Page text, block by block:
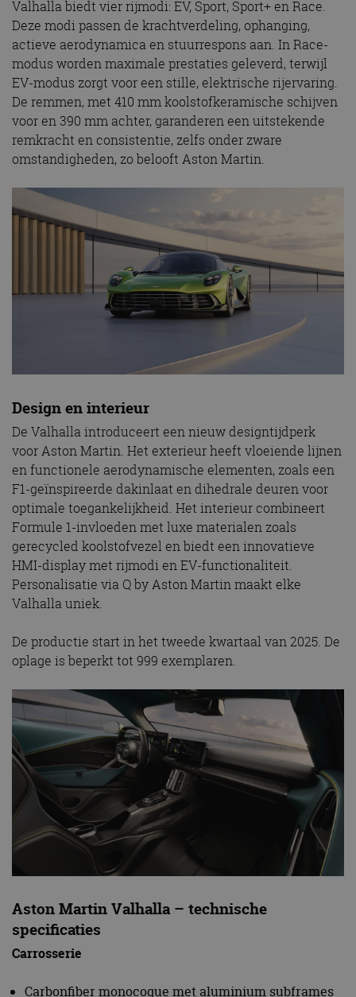
Valhalla biedt vier rijmodi: EV, Sport, Sport+ en Race.
Deze modi passen de krachtverdeling, ophanging,
actieve aerodynamica en stuurrespons aan. In Race-
modus worden maximale prestaties geleverd, terwijl
EV-modus zorgt voor een stille, elektrische rijervaring.
De remmen, met 410 mm koolstofkeramische schijven
voor en 390 mm achter, garanderen een uitstekende
remkracht en consistentie, zelfs onder zware
omstandigheden, zo belooft Aston Martin.
Design en interieur
De Valhalla introduceert een nieuw designtijdperk
voor Aston Martin. Het exterieur heeft vloeiende lijnen
en functionele aerodynamische elementen, zoals een
F1-geïnspireerde dakinlaat en dihedrale deuren voor
optimale toegankelijkheid. Het interieur combineert
Formule 1-invloeden met luxe materialen zoals
gerecycled koolstofvezel en biedt een innovatieve
HMI-display met rijmodi en EV-functionaliteit.
Personalisatie via Q by Aston Martin maakt elke
Valhalla uniek.
De productie start in het tweede kwartaal van 2025. De
oplage is beperkt tot 999 exemplaren.
Aston Martin Valhalla – technische
specificaties
Carrosserie
Carbonfiber monocoque met aluminium subframes